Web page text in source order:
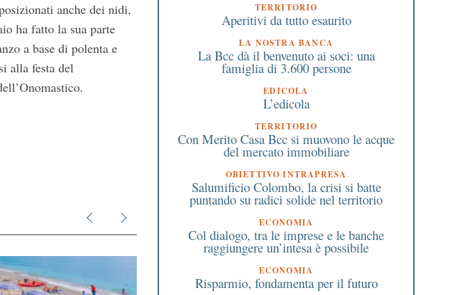
anche dei nidi,
ha fatto la sua parte
a base di polenta e
alla festa del
TERRITORIO
Aperitivi da tutto esaurito
LA NOSTRA BANCA
La Bcc dà il benvenuto ai soci: una
famiglia di 3.600 persone
EDICOLA
L’edicola
TERRITORIO
Con Merito Casa Bcc si muovono le acque
del mercato immobiliare
OBIETTIVO INTRAPRESA
Salumificio Colombo, la crisi si batte
puntando su radici solide nel territorio
ECONOMIA
Col dialogo, tra le imprese e le banche
raggiungere un’intesa è possibile
ECONOMIA
Risparmio, fondamenta per il futuro